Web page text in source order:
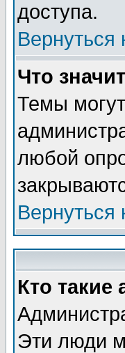
доступа.
Вернуться
Что
Темы
любой
Вернуться
Кто
Эти люди